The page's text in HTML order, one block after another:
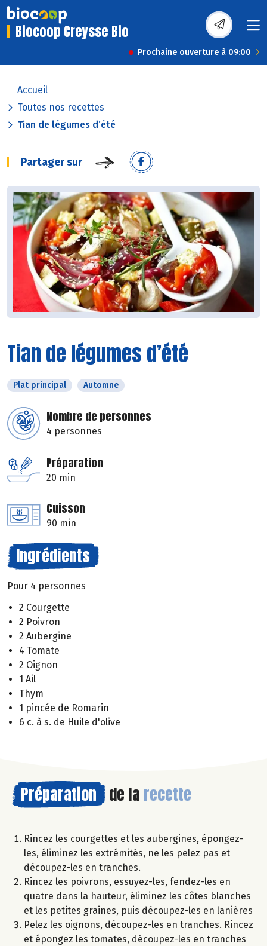
Biocoop Creysse Bio
Prochaine ouverture à 09:00
Accueil
Toutes nos recettes
Tian de légumes d’été
Partager sur
Tian de légumes d’été
Plat principal Automne
Nombre de personnes
4 personnes
Préparation
20 min
Cuisson
90 min
Ingrédients
Pour 4 personnes
2 Courgette
2 Poivron
2 Aubergine
4 Tomate
2 Oignon
1 Ail
Thym
1 pincée de Romarin
6 c. à s. de Huile d'olive
Préparation de la recette
Rincez les courgettes et les aubergines, épongez-
les, éliminez les extrémités, ne les pelez pas et
découpez-les en tranches.
Rincez les poivrons, essuyez-les, fendez-les en
quatre dans la hauteur, éliminez les côtes blanches
et les petites graines, puis découpez-les en lanières
Pelez les oignons, découpez-les en tranches. Rincez
et épongez les tomates, découpez-les en tranches